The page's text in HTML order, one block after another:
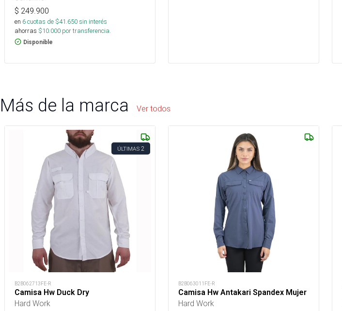
$ 249.900
en 6cuotas de $41.650sin interés
ahorras $10.000 por transferencia.
Disponible
Más de la marca Ver todos
ÚLTIMAS 2
B2B062713FE-R
Camisa Hw Duck Dry
Hard Work
B2B063011FE-R
Camisa Hw Antakari Spandex Mujer
Hard Work